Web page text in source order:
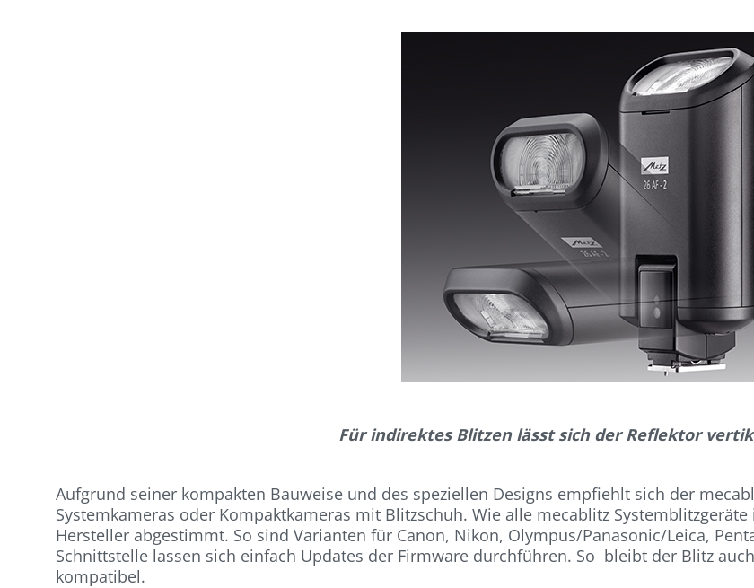
Für indirektes Blitzen lässt sich der Reflektor
Aufgrund seiner kompakten Bauweise und des speziellen Designs empfiehlt sich der
Systemkameras oder Kompaktkameras mit Blitzschuh. Wie alle mecablitz
Hersteller abgestimmt. So sind Varianten für Canon, Nikon, Olympus/Panasonic/Leica,
Schnittstelle lassen sich einfach Updates der Firmware durchführen. So bleibt der Blitz
kompatibel.